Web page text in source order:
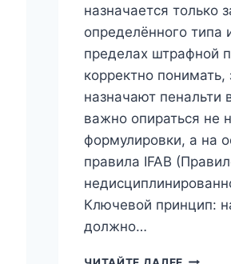
назначается только
определённого типа
пределах штрафной
корректно понимать,
назначают пенальти
важно опираться не
формулировки, а на
правила IFAB
Ключевой принцип:
должно…
ЗА